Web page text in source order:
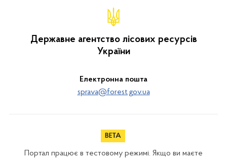
Державне агентство лісових ресурсів
України
Електронна пошта
sprava@forest.gov.ua
Портал працює в тестовому режимі. Якщо ви маєте